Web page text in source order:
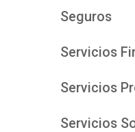
Seguros
Servicios
Servicios
Servicios